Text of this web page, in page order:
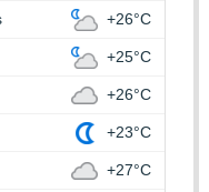
+26°C
+25°C
+26°C
+23°C
+27°C